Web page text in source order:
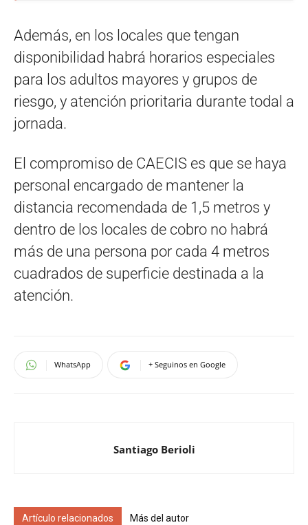
Además, en los locales que tengan
disponibilidad habrá horarios especiales
para los adultos mayores y grupos de
riesgo, y atención prioritaria durante todal a
jornada.
El compromiso de CAECIS es que se haya
personal encargado de mantener la
distancia recomendada de 1,5 metros y
dentro de los locales de cobro no habrá
más de una persona por cada 4 metros
cuadrados de superficie destinada a la
atención.
WhatsApp + Seguinos en Google
Santiago Berioli
Artículo relacionados Más del autor